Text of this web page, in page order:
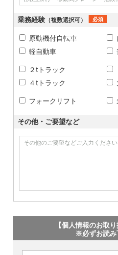
乗務経験（複数選択可） 必須
原動機付自転車
軽自動車
２tトラック
４tトラック
フォークリフト
その他・ご要望など
【個人情報のお取
※必ずお読み